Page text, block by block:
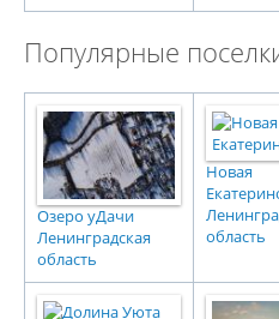
Популярные
Озеро уДачи
Ленинградская
область
Новая
область